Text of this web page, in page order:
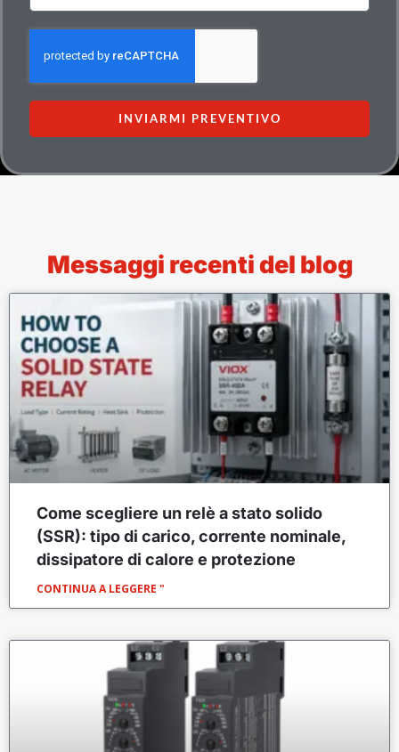
INVIARMI PREVENTIVO
Messaggi recenti del blog
Come scegliere un relè a stato solido
(SSR): tipo di carico, corrente nominale,
dissipatore di calore e protezione
CONTINUA A LEGGERE "